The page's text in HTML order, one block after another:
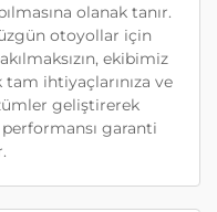
olanak tanır.
otoyollar için
ekibimiz
ihtiyaçlarınıza ve
geliştirerek
garanti